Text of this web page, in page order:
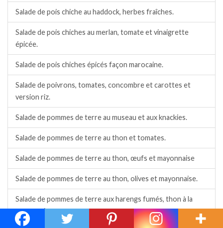
Salade de pois chiche au haddock, herbes fraîches.
Salade de pois chiches au merlan, tomate et vinaigrette
épicée.
Salade de pois chiches épicés façon marocaine.
Salade de poivrons, tomates, concombre et carottes et
version riz.
Salade de pommes de terre au museau et aux knackies.
Salade de pommes de terre au thon et tomates.
Salade de pommes de terre au thon, œufs et mayonnaise
Salade de pommes de terre au thon, olives et mayonnaise.
Salade de pommes de terre aux harengs fumés, thon à la
mayonnaise.